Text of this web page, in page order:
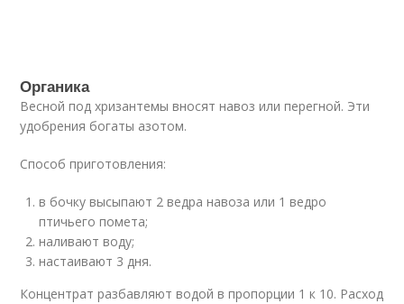
Органика
Весной под хризантемы вносят навоз или перегной. Эти
удобрения богаты азотом.
Способ приготовления:
в бочку высыпают 2 ведра навоза или 1 ведро
птичьего помета;
наливают воду;
настаивают 3 дня.
Концентрат разбавляют водой в пропорции 1 к 10. Расход